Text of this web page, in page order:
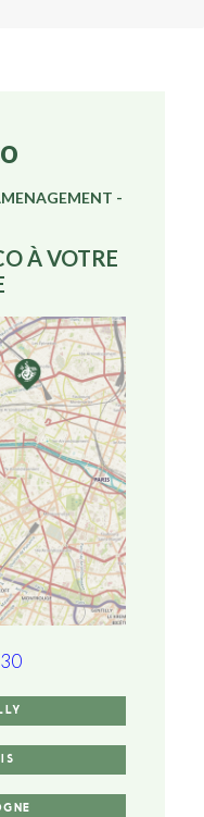
-
À VOTRE